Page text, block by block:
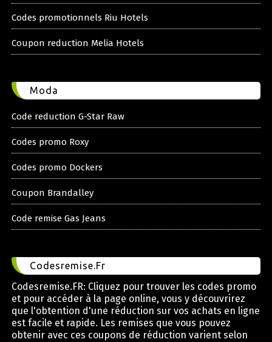
Codes promotionnels Riu Hotels
Coupon reduction Melia Hotels
Moda
Code reduction G-Star Raw
Codes promo Roxy
Codes promo Dockers
Coupon Brandalley
Code remise Gas Jeans
Codesremise.Fr
Codesremise.FR: Cliquez pour trouver les codes promo
et pour accéder à la page online, vous y découvrirez
que l'obtention d'une réduction sur vos achats en ligne
est facile et rapide. Les remises que vous pouvez
obtenir avec ces coupons de réduction varient selon